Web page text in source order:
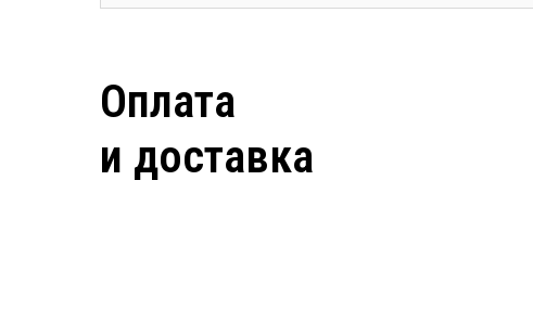
Оплата
и доставка